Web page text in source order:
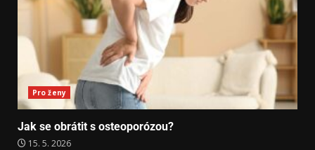
Pro ženy
Jak se obrátit s osteoporózou?
15. 5. 2026